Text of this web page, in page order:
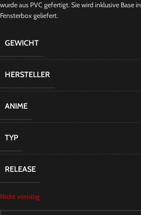
wurde aus PVC gefertigt. Sie wird inklusive Base
Fensterbox geliefert.
GEWICHT
HERSTELLER
ANIME
TYP
RELEASE
Nicht vorrätig